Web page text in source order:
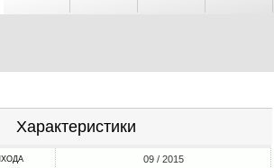
Характеристики
09 / 2015